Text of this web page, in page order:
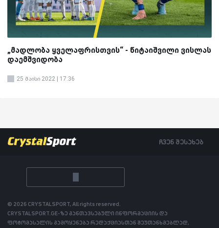
„მადლობა ყველაფრისთვის“ - წიტაიშვილი ვისლას
დაემშვიდობა
25 მაისი 2022 | 17:36
ჩვენ შესახებ
© 2026 CRYSTALSPORT, All rights reserved.
CRYSTALSPORT.GE-ზე განთავსებული ინფორმაციის და
ფოტომასალის გამოყენება რედაქციასთან შეუთანხმებლად,